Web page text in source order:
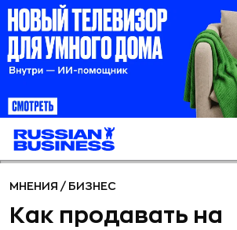
МНЕНИЯ / БИЗНЕС
Как продавать на